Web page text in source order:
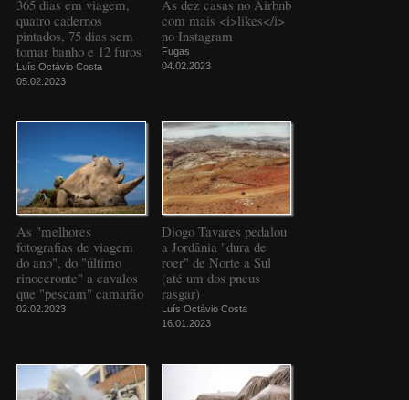
365 dias em viagem,
quatro cadernos
pintados, 75 dias sem
tomar banho e 12 furos
Luís Octávio Costa
05.02.2023
As dez casas no Airbnb
com mais <i>likes</i>
no Instagram
Fugas
04.02.2023
As "melhores
fotografias de viagem
do ano", do "último
rinoceronte" a cavalos
que "pescam" camarão
02.02.2023
Diogo Tavares pedalou
a Jordânia "dura de
roer" de Norte a Sul
(até um dos pneus
rasgar)
Luís Octávio Costa
16.01.2023